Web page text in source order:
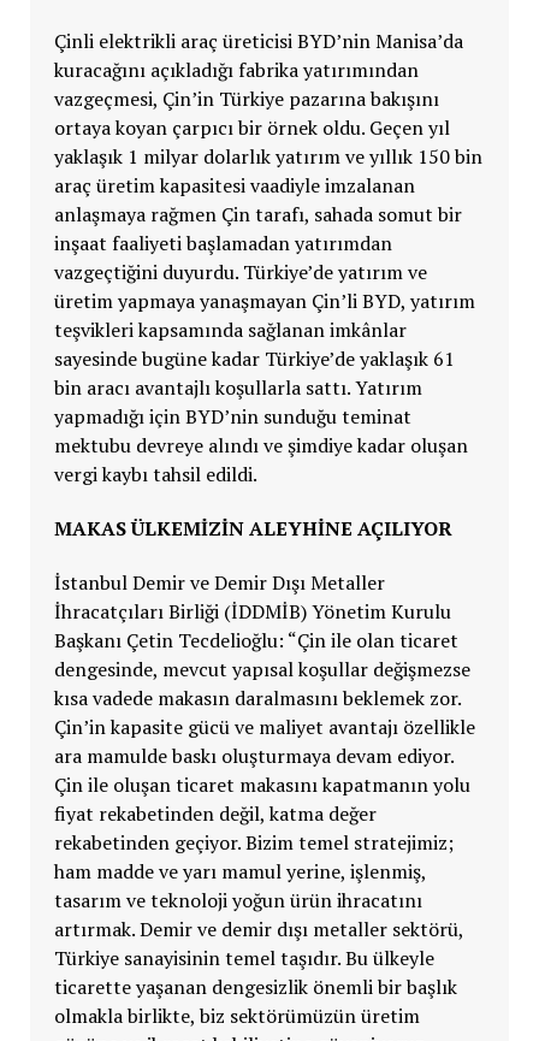
Çinli elektrikli araç üreticisi BYD’nin Manisa’da
kuracağını açıkladığı fabrika yatırımından
vazgeçmesi, Çin’in Türkiye pazarına bakışını
ortaya koyan çarpıcı bir örnek oldu. Geçen yıl
yaklaşık 1 milyar dolarlık yatırım ve yıllık 150 bin
araç üretim kapasitesi vaadiyle imzalanan
anlaşmaya rağmen Çin tarafı, sahada somut bir
inşaat faaliyeti başlamadan yatırımdan
vazgeçtiğini duyurdu. Türkiye’de yatırım ve
üretim yapmaya yanaşmayan Çin’li BYD, yatırım
teşvikleri kapsamında sağlanan imkânlar
sayesinde bugüne kadar Türkiye’de yaklaşık 61
bin aracı avantajlı koşullarla sattı. Yatırım
yapmadığı için BYD’nin sunduğu teminat
mektubu devreye alındı ve şimdiye kadar oluşan
vergi kaybı tahsil edildi.
MAKAS ÜLKEMİZİN ALEYHİNE AÇILIYOR
İstanbul Demir ve Demir Dışı Metaller
İhracatçıları Birliği (İDDMİB) Yönetim Kurulu
Başkanı Çetin Tecdelioğlu: “Çin ile olan ticaret
dengesinde, mevcut yapısal koşullar değişmezse
kısa vadede makasın daralmasını beklemek zor.
Çin’in kapasite gücü ve maliyet avantajı özellikle
ara mamulde baskı oluşturmaya devam ediyor.
Çin ile oluşan ticaret makasını kapatmanın yolu
fiyat rekabetinden değil, katma değer
rekabetinden geçiyor. Bizim temel stratejimiz;
ham madde ve yarı mamul yerine, işlenmiş,
tasarım ve teknoloji yoğun ürün ihracatını
artırmak. Demir ve demir dışı metaller sektörü,
Türkiye sanayisinin temel taşıdır. Bu ülkeyle
ticarette yaşanan dengesizlik önemli bir başlık
olmakla birlikte, biz sektörümüzün üretim